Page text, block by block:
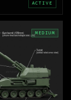
ACTIVE
MEDIUM